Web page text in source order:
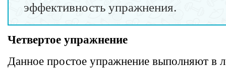
эффективность упражнения.
Четвертое упражнение
Данное простое упражнение выполняют в